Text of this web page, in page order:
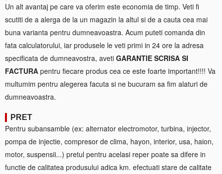
Un alt avantaj pe care va oferim este economia de timp. Veti fi
scutiti de a alerga de la un magazin la altul si de a cauta cea mai
buna varianta pentru dumneavoastra. Acum puteti comanda din
fata calculatorului, iar produsele le veti primi in 24 ore la adresa
specificata de dumneavostra, aveti GARANTIE SCRISA SI
FACTURA pentru fiecare produs cea ce este foarte important!!!! Va
multumim pentru alegerea facuta si ne bucuram sa fim alaturi de
dumneavoastra.
PRET
Pentru subansamble (ex: alternator electromotor, turbina, injector,
pompa de injectie, compresor de clima, hayon, interior, usa, haion,
motor, suspensii...) pretul pentru acelasi reper poate sa difere in
functie de calitatea produsului adica km. efectuati stare de calitate